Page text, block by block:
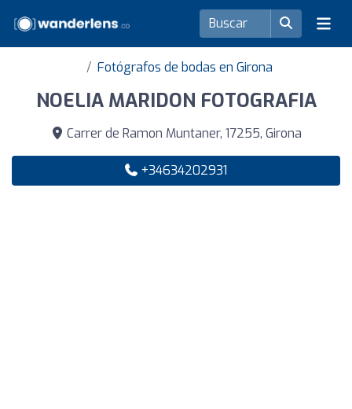
Fotógrafos de bodas en Girona
NOELIA MARIDON FOTOGRAFIA
Carrer de Ramon Muntaner, 17255, Girona
+34634202931